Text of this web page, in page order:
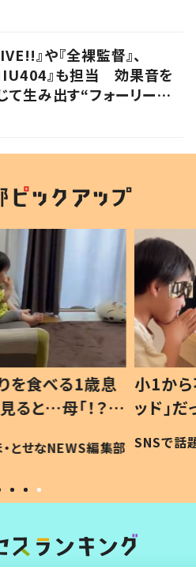
』や『全裸監督』、
』も担当 効果音を
て生み出す“フォーリーア
息子は「ギフテ
が“ウチ給食”を
とは #令和の親
ほ・とせなNEWS編集部
ひ孫
が、抱
「涙
い」